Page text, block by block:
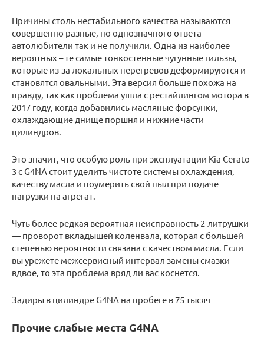
Причины столь нестабильного качества называются
совершенно разные, но однозначного ответа
автолюбители так и не получили. Одна из наиболее
вероятных – те самые тонкостенные чугунные гильзы,
которые из-за локальных перегревов деформируются и
становятся овальными. Эта версия больше похожа на
правду, так как проблема ушла с рестайлингом мотора в
2017 году, когда добавились масляные форсунки,
охлаждающие днище поршня и нижние части
цилиндров.
Это значит, что особую роль при эксплуатации Kia Cerato
3 с G4NA стоит уделить чистоте системы охлаждения,
качеству масла и поумерить свой пыл при подаче
нагрузки на агрегат.
Чуть более редкая вероятная неисправность 2-литрушки
— проворот вкладышей коленвала, которая с большей
степенью вероятности связана с качеством масла. Если
вы урежете межсервисный интервал замены смазки
вдвое, то эта проблема вряд ли вас коснется.
Задиры в цилиндре G4NA на пробеге в 75 тысяч
Прочие слабые места G4NA